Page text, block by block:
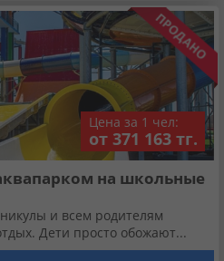
Цена за 1 чел:
от 371 163 тг.
на школьные
и всем родителям
Дети просто обожают...